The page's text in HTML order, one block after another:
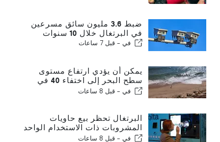
ضبط 3.6 مليون سائق مسرعين
في البرتغال خلال 10 سنوات
في - قبل 7 ساعات
يمكن أن يؤدي ارتفاع مستوى
سطح البحر إلى اختفاء 40 في
المائة من شواطئ البرتغال
في - قبل 8 ساعات
البرتغال تحظر بيع حاويات
المشروبات ذات الاستخدام الواحد
بدون فولتا
في - قبل 8 ساعات